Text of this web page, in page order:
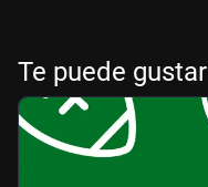
Te puede gustar